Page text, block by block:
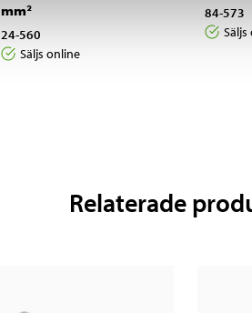
mm²
24-560
Säljs online
84-573
Relaterade